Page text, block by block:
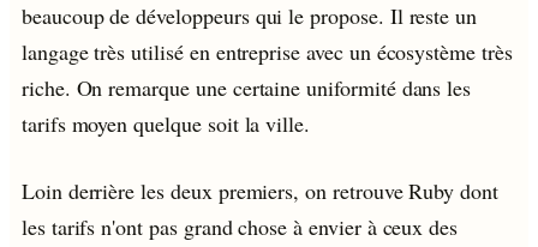
beaucoup de développeurs qui le propose. Il reste un
langage très utilisé en entreprise avec un écosystème très
riche. On remarque une certaine uniformité dans les
tarifs moyen quelque soit la ville.
Loin derrière les deux premiers, on retrouve Ruby dont
les tarifs n'ont pas grand chose à envier à ceux des